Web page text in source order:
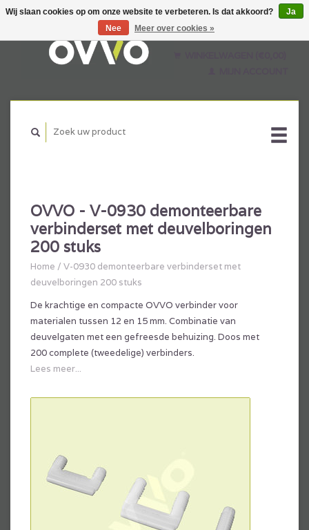
OVVO - V-0930 demonteerbare
verbinderset met deuvelboringen
200 stuks
Home / V-0930 demonteerbare verbinderset met
deuvelboringen 200 stuks
De krachtige en compacte OVVO verbinder voor
materialen tussen 12 en 15 mm. Combinatie van
deuvelgaten met een gefreesde behuizing. Doos met
200 complete (tweedelige) verbinders.
Lees meer...
Wij slaan cookies op om onze website te verbeteren. Is dat akkoord?
Ja
Nee
Meer over cookies »